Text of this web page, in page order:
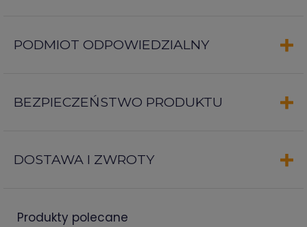
PODMIOT ODPOWIEDZIALNY
BEZPIECZEŃSTWO PRODUKTU
DOSTAWA I ZWROTY
produkty polecane